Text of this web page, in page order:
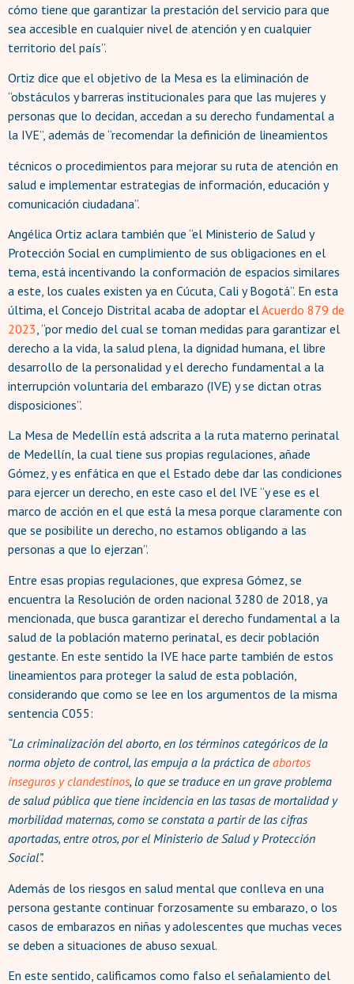
cómo tiene que garantizar la prestación del servicio para que
sea accesible en cualquier nivel de atención y en cualquier
territorio del país”.
Ortiz dice que el objetivo de la Mesa es la eliminación de
“obstáculos y barreras institucionales para que las mujeres y
personas que lo decidan, accedan a su derecho fundamental a
la IVE”, además de “recomendar la definición de lineamientos
técnicos o procedimientos para mejorar su ruta de atención en
salud e implementar estrategias de información, educación y
comunicación ciudadana”.
Angélica Ortiz aclara también que “el Ministerio de Salud y
Protección Social en cumplimiento de sus obligaciones en el
tema, está incentivando la conformación de espacios similares
a este, los cuales existen ya en Cúcuta, Cali y Bogotá”. En esta
última, el Concejo Distrital acaba de adoptar elAcuerdo 879 de
2023, “por medio del cual se toman medidas para garantizar el
derecho a la vida, la salud plena, la dignidad humana, el libre
desarrollo de la personalidad y el derecho fundamental a la
interrupción voluntaria del embarazo (IVE) y se dictan otras
disposiciones”.
La Mesa de Medellín está adscrita a la ruta materno perinatal
de Medellín, la cual tiene sus propias regulaciones, añade
Gómez, y es enfática en que el Estado debe dar las condiciones
para ejercer un derecho, en este caso el del IVE “y ese es el
marco de acción en el que está la mesa porque claramente con
que se posibilite un derecho, no estamos obligando a las
personas a que lo ejerzan”.
Entre esas propias regulaciones, que expresa Gómez, se
encuentra la Resolución de orden nacional 3280 de 2018, ya
mencionada, que busca garantizar el derecho fundamental a la
salud de la población materno perinatal, es decir población
gestante. En este sentido la IVE hace parte también de estos
lineamientos para proteger la salud de esta población,
considerando que como se lee en los argumentos de la misma
sentencia C055:
“La criminalización del aborto, en los términos categóricos de la
norma objeto de control, las empuja a la práctica deabortos
inseguros yclandestinos, lo que se traduce en un grave problema
de salud pública que tiene incidencia en las tasas de mortalidad y
morbilidad maternas, como se constata a partir de las cifras
aportadas, entre otros, por el Ministerio de Salud y Protección
Social”.
Además de los riesgos en salud mental que conlleva en una
persona gestante continuar forzosamente su embarazo, o los
casos de embarazos en niñas y adolescentes que muchas veces
se deben a situaciones de abuso sexual.
En este sentido, calificamos como falso el señalamiento del